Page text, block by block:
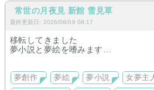
常世の月夜見 新館 雪見草
最終更新日: 2026/08/09 08:17
移転してきました
夢小説と夢絵を嗜みます
【夢創作を行っているキャラクター
尾形百之助 逆トリップ＆トリップ
花京院典明 第三部、第四部、アイ
夢創作 夢絵 夢小説 女夢主